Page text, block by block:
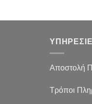
Αποστολή
Τρόποι